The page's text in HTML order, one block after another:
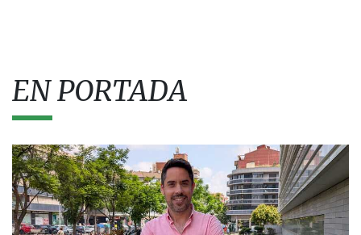
EN PORTADA